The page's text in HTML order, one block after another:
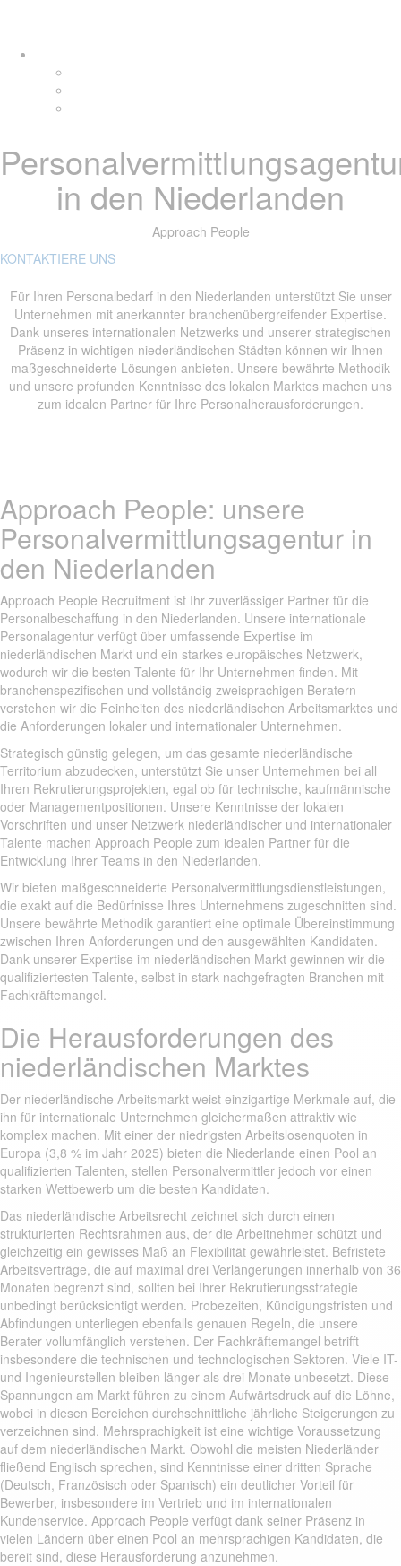
springen
in den Niederlanden
Approach People
KONTAKTIERE UNS
Für Ihren Personalbedarf in den Niederlanden unterstützt Sie unser
Unternehmen mit anerkannter branchenübergreifender Expertise.
Dank unseres internationalen Netzwerks und unserer strategischen
Präsenz in wichtigen niederländischen Städten können wir Ihnen
maßgeschneiderte Lösungen anbieten. Unsere bewährte Methodik
und unsere profunden Kenntnisse des lokalen Marktes machen uns
zum idealen Partner für Ihre Personalherausforderungen.
Approach People: unsere
Personalvermittlungsagentur in
den Niederlanden
Approach People Recruitment ist Ihr zuverlässiger Partner für die
Personalbeschaffung in den Niederlanden. Unsere internationale
Personalagentur verfügt über umfassende Expertise im
niederländischen Markt und ein starkes europäisches Netzwerk,
wodurch wir die besten Talente für Ihr Unternehmen finden. Mit
branchenspezifischen und vollständig zweisprachigen Beratern
verstehen wir die Feinheiten des niederländischen Arbeitsmarktes und
die Anforderungen lokaler und internationaler Unternehmen.
Strategisch günstig gelegen, um das gesamte niederländische
Territorium abzudecken, unterstützt Sie unser Unternehmen bei all
Ihren Rekrutierungsprojekten, egal ob für technische, kaufmännische
oder Managementpositionen. Unsere Kenntnisse der lokalen
Vorschriften und unser Netzwerk niederländischer und internationaler
Talente machen Approach People zum idealen Partner für die
Entwicklung Ihrer Teams in den Niederlanden.
Wir bieten maßgeschneiderte Personalvermittlungsdienstleistungen,
die exakt auf die Bedürfnisse Ihres Unternehmens zugeschnitten sind.
Unsere bewährte Methodik garantiert eine optimale Übereinstimmung
zwischen Ihren Anforderungen und den ausgewählten Kandidaten.
Dank unserer Expertise im niederländischen Markt gewinnen wir die
qualifiziertesten Talente, selbst in stark nachgefragten Branchen mit
Fachkräftemangel.
Die Herausforderungen des
niederländischen Marktes
Der niederländische Arbeitsmarkt weist einzigartige Merkmale auf, die
ihn für internationale Unternehmen gleichermaßen attraktiv wie
komplex machen. Mit einer der niedrigsten Arbeitslosenquoten in
Europa (3,8 % im Jahr 2025) bieten die Niederlande einen Pool an
qualifizierten Talenten, stellen Personalvermittler jedoch vor einen
starken Wettbewerb um die besten Kandidaten.
Das niederländische Arbeitsrecht zeichnet sich durch einen
strukturierten Rechtsrahmen aus, der die Arbeitnehmer schützt und
gleichzeitig ein gewisses Maß an Flexibilität gewährleistet. Befristete
Arbeitsverträge, die auf maximal drei Verlängerungen innerhalb von 36
Monaten begrenzt sind, sollten bei Ihrer Rekrutierungsstrategie
unbedingt berücksichtigt werden. Probezeiten, Kündigungsfristen und
Abfindungen unterliegen ebenfalls genauen Regeln, die unsere
Berater vollumfänglich verstehen. Der Fachkräftemangel betrifft
insbesondere die technischen und technologischen Sektoren. Viele IT-
und Ingenieurstellen bleiben länger als drei Monate unbesetzt. Diese
Spannungen am Markt führen zu einem Aufwärtsdruck auf die Löhne,
wobei in diesen Bereichen durchschnittliche jährliche Steigerungen zu
verzeichnen sind. Mehrsprachigkeit ist eine wichtige Voraussetzung
auf dem niederländischen Markt. Obwohl die meisten Niederländer
fließend Englisch sprechen, sind Kenntnisse einer dritten Sprache
(Deutsch, Französisch oder Spanisch) ein deutlicher Vorteil für
Bewerber, insbesondere im Vertrieb und im internationalen
Kundenservice. Approach People verfügt dank seiner Präsenz in
vielen Ländern über einen Pool an mehrsprachigen Kandidaten, die
bereit sind, diese Herausforderung anzunehmen.